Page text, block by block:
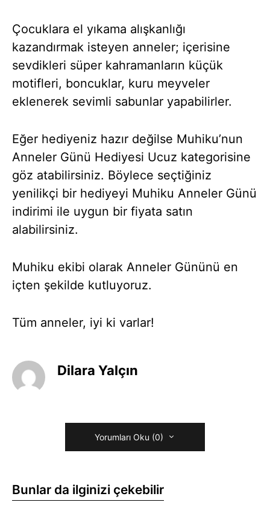
Çocuklara el yıkama alışkanlığı
kazandırmak isteyen anneler; içerisine
sevdikleri süper kahramanların küçük
motifleri, boncuklar, kuru meyveler
eklenerek sevimli sabunlar yapabilirler.
Eğer hediyeniz hazır değilse Muhiku’nun
Anneler Günü Hediyesi Ucuz kategorisine
göz atabilirsiniz. Böylece seçtiğiniz
yenilikçi bir hediyeyi Muhiku Anneler Günü
indirimi ile uygun bir fiyata satın
alabilirsiniz.
Muhiku ekibi olarak Anneler Gününü en
içten şekilde kutluyoruz.
Tüm anneler, iyi ki varlar!
Dilara Yalçın
Yorumları Oku (0)
Bunlar da ilginizi çekebilir